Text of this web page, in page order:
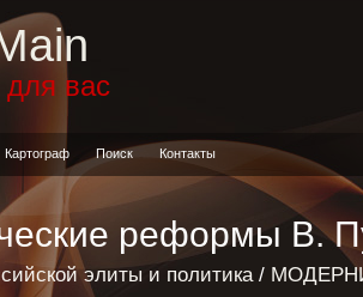
для вас
Картограф Поиск Контакты
реформы В.
элиты и политика/